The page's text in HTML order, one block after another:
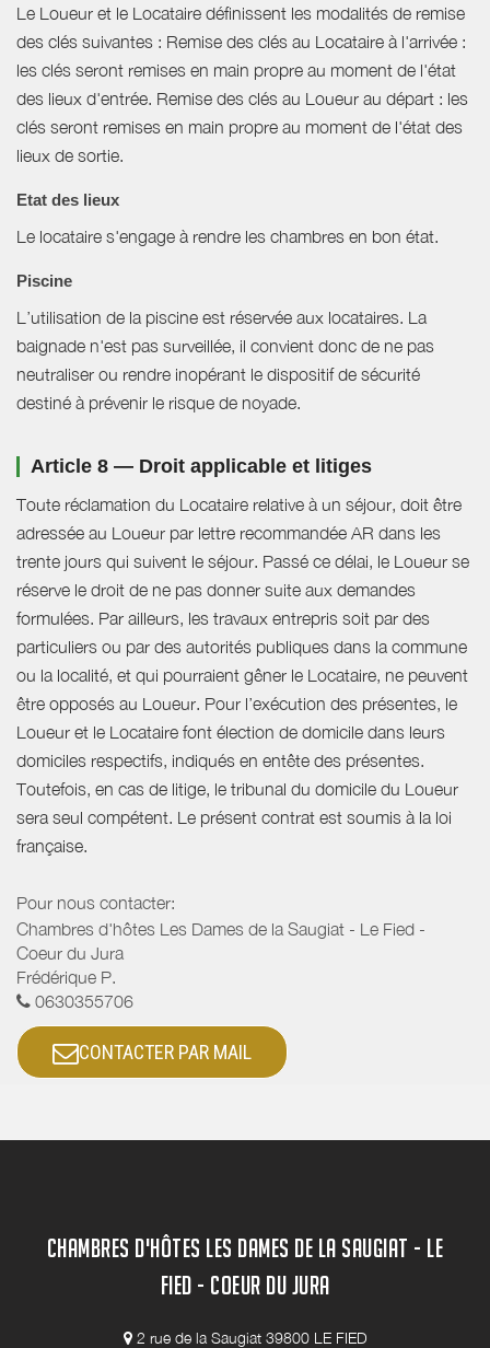
Le Loueur et le Locataire définissent les modalités de remise
des clés suivantes : Remise des clés au Locataire à l'arrivée :
les clés seront remises en main propre au moment de l'état
des lieux d'entrée. Remise des clés au Loueur au départ : les
clés seront remises en main propre au moment de l'état des
lieux de sortie.
Etat des lieux
Le locataire s'engage à rendre les chambres en bon état.
Piscine
L’utilisation de la piscine est réservée aux locataires. La
baignade n'est pas surveillée, il convient donc de ne pas
neutraliser ou rendre inopérant le dispositif de sécurité
destiné à prévenir le risque de noyade.
Article 8 — Droit applicable et litiges
Toute réclamation du Locataire relative à un séjour, doit être
adressée au Loueur par lettre recommandée AR dans les
trente jours qui suivent le séjour. Passé ce délai, le Loueur se
réserve le droit de ne pas donner suite aux demandes
formulées. Par ailleurs, les travaux entrepris soit par des
particuliers ou par des autorités publiques dans la commune
ou la localité, et qui pourraient gêner le Locataire, ne peuvent
être opposés au Loueur. Pour l’exécution des présentes, le
Loueur et le Locataire font élection de domicile dans leurs
domiciles respectifs, indiqués en entête des présentes.
Toutefois, en cas de litige, le tribunal du domicile du Loueur
sera seul compétent. Le présent contrat est soumis à la loi
française.
Pour nous contacter:
Chambres d'hôtes Les Dames de la Saugiat - Le Fied -
Coeur du Jura
Frédérique P.
0630355706
CONTACTER PAR MAIL
CHAMBRES D'HÔTES LES DAMES DE LA SAUGIAT - LE
FIED - COEUR DU JURA
2 rue de la Saugiat 39800 LE FIED